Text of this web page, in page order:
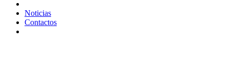
Noticias
Contactos